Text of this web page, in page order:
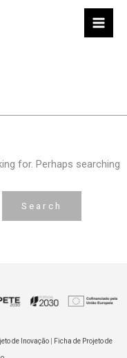
for. Perhaps searching
de Inovação Ficha de Projeto de